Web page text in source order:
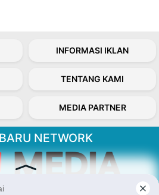
INFORMASI IKLAN
TENTANG KAMI
MEDIA PARTNER
NETWORK